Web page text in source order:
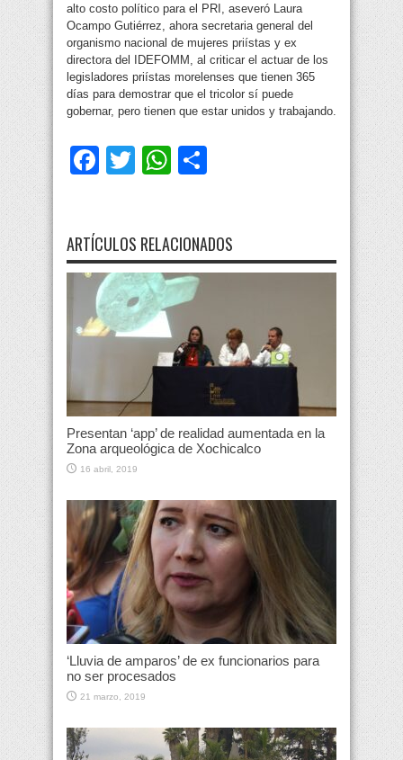
alto costo político para el PRI, aseveró Laura
Ocampo Gutiérrez, ahora secretaria general del
organismo nacional de mujeres priístas y ex
directora del IDEFOMM, al criticar el actuar de los
legisladores priístas morelenses que tienen 365
días para demostrar que el tricolor sí puede
gobernar, pero tienen que estar unidos y trabajando.
Facebook
TwitterWhatsApp
ARTÍCULOS RELACIONADOS
Presentan ‘app’ de realidad aumentada en la
Zona arqueológica de Xochicalco
16 abril, 2019
‘Lluvia de amparos’ de ex funcionarios para
no ser procesados
21 marzo, 2019